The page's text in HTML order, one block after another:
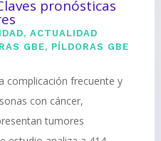
pronósticas
, ACTUALIDAD
GBE, PÍLDORAS GBE
complicación frecuente y
con cáncer,
tumores